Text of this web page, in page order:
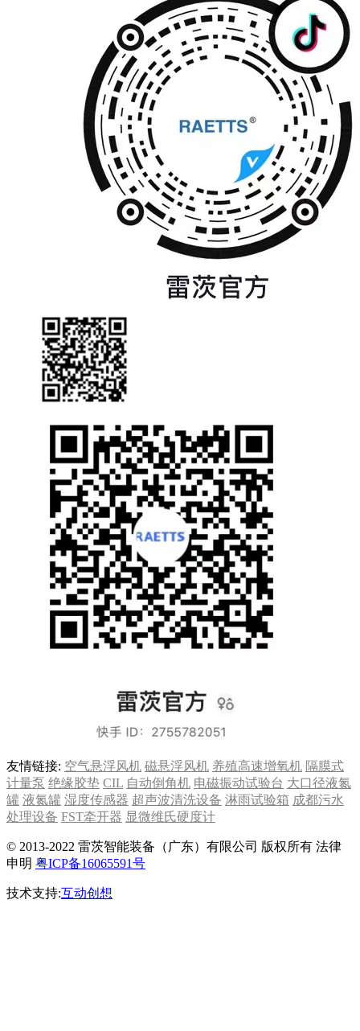
友情链接: 空气悬浮风机 磁悬浮风机 养殖高速增氧机 隔膜式
计量泵 绝缘胶垫 CIL 自动倒角机 电磁振动试验台 大口径液氮
罐 液氮罐 湿度传感器 超声波清洗设备 淋雨试验箱 成都污水
处理设备 FST牵开器 显微维氏硬度计
© 2013-2022 雷茨智能装备（广东）有限公司 版权所有 法律
申明 粤ICP备16065591号
技术支持:互动创想